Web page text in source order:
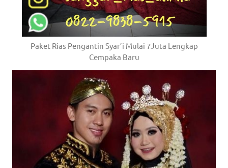
Paket Rias Pengantin Syar’i Mulai 7Juta Lengkap
Cempaka Baru